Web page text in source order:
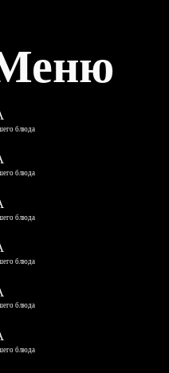
блюда
блюда
блюда
блюда
блюда
блюда